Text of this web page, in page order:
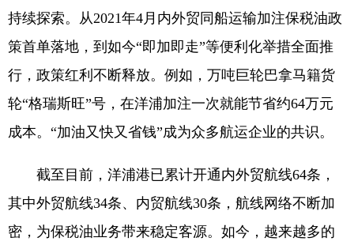
持续探索。从2021年4月内外贸同船运输加注保税油政
策首单落地，到如今“即加即走”等便利化举措全面推
行，政策红利不断释放。例如，万吨巨轮巴拿马籍货
轮“格瑞斯旺”号，在洋浦加注一次就能节省约64万元
成本。“加油又快又省钱”成为众多航运企业的共识。
截至目前，洋浦港已累计开通内外贸航线64条，
其中外贸航线34条、内贸航线30条，航线网络不断加
密，为保税油业务带来稳定客源。如今，越来越多的